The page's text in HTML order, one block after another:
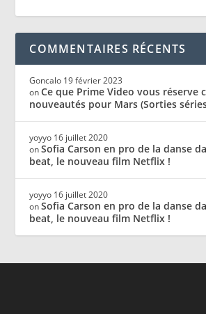
COMMENTAIRES RÉCENTS
Goncalo 19 février 2023
onCe que Prime Video vous réserve
nouveautés pour Mars (Sorties
yoyyo 16 juillet 2020
onSofia Carson en pro de la danse
beat, le nouveau film Netflix !
yoyyo 16 juillet 2020
onSofia Carson en pro de la danse
beat, le nouveau film Netflix !